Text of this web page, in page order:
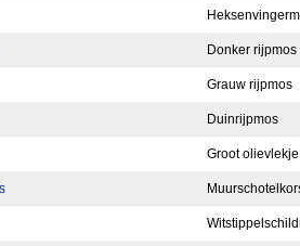
Donker rijpmos
Grauw rijpmos
Duinrijpmos
Groot olievlekje